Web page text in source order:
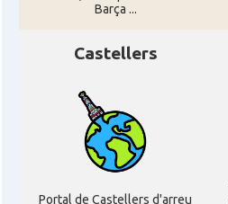
Barça ...
Castellers
Portal de Castellers d'arreu